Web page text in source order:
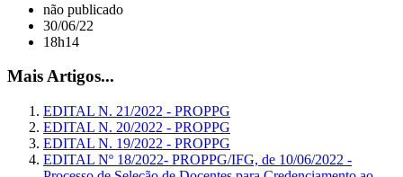
não publicado
30/06/22
18h14
Mais Artigos...
EDITAL N. 21/2022 - PROPPG
EDITAL N. 20/2022 - PROPPG
EDITAL N. 19/2022 - PROPPG
EDITAL Nº 18/2022- PROPPG/IFG, de 10/06/2022 -